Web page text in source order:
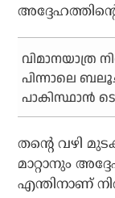
വിമാനയാത്ര
പിന്നാലെ ബലൂച്
പാകിസ്ഥാൻ
തന്റെ വഴി
മാറ്റാനും
എന്തിനാണ്